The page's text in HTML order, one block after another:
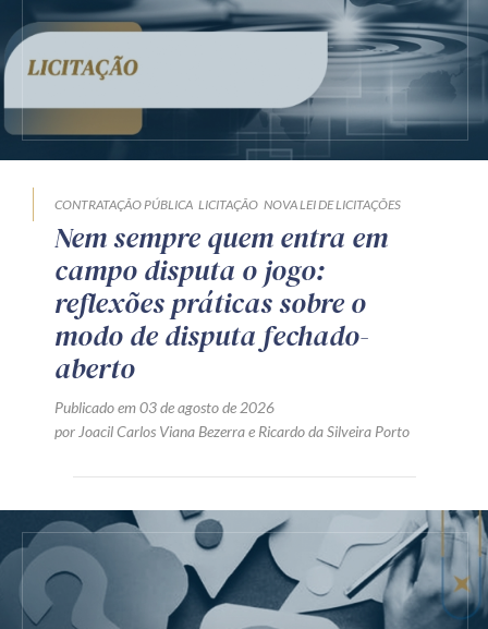
CONTRATAÇÃO PÚBLICA LICITAÇÃO NOVA LEI DE LICITAÇÕES
Nem sempre quem entra em
campo disputa o jogo:
reflexões práticas sobre o
modo de disputa fechado-
aberto
Publicado em 03 de agosto de 2026
por Joacil Carlos Viana Bezerrae Ricardo da Silveira Porto